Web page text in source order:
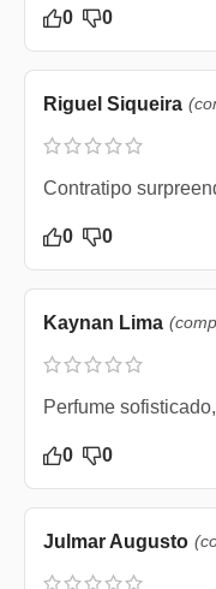
0 0
Riguel Siqueira
Contratipo
0 0
Kaynan Lima
Perfume
0 0
Julmar Augusto